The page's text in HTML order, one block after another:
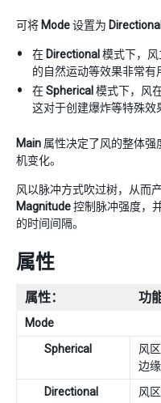
可将 Mode设置为 Directional
在 Directional 模式下，
的自然运动等效果非常有
在Spherical 模式下，风
这对于创建爆炸等特殊效
Main 属性决定了风的整体强
机变化。
风以脉冲方式吹过树，从而
Magnitude控制脉冲强度，
的时间间隔。
属性
属性： 功
Mode
Spherical
风
边缘
Directional
风